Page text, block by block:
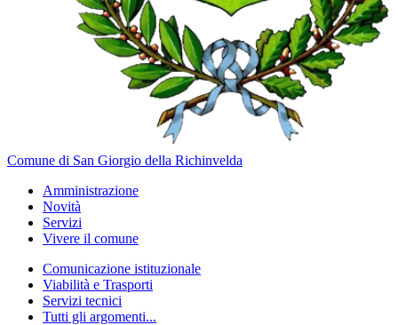
Comune di San Giorgio della Richinvelda
Amministrazione
Novità
Servizi
Vivere il comune
Comunicazione istituzionale
Viabilità e Trasporti
Servizi tecnici
Tutti gli argomenti...